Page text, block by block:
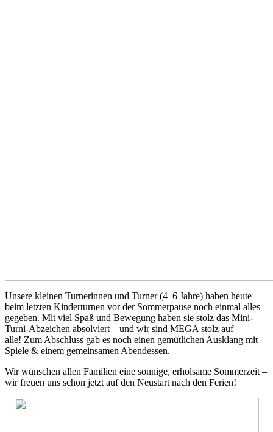
Unsere kleinen Turnerinnen und Turner (4–6 Jahre) haben heute
beim letzten Kinderturnen vor der Sommerpause noch einmal alles
gegeben. Mit viel Spaß und Bewegung haben sie stolz das Mini-
Turni-Abzeichen absolviert – und wir sind MEGA stolz auf
alle! Zum Abschluss gab es noch einen gemütlichen Ausklang mit
Spiele & einem gemeinsamen Abendessen.
Wir wünschen allen Familien eine sonnige, erholsame Sommerzeit –
wir freuen uns schon jetzt auf den Neustart nach den Ferien!